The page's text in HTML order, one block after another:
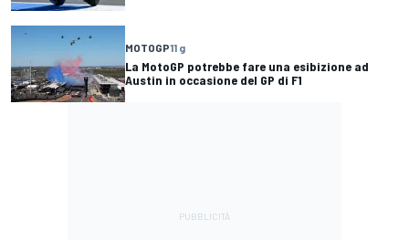
MOTOGP11 g
La MotoGP potrebbe fare una esibizione ad
Austin in occasione del GP di F1